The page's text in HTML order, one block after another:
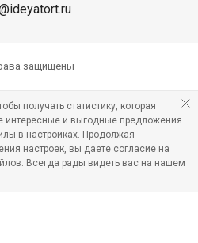
защищены
получать статистику, которая
интересные и выгодные предложения.
в настройках. Продолжая
настроек, вы даете согласие на
Всегда рады видеть вас на нашем